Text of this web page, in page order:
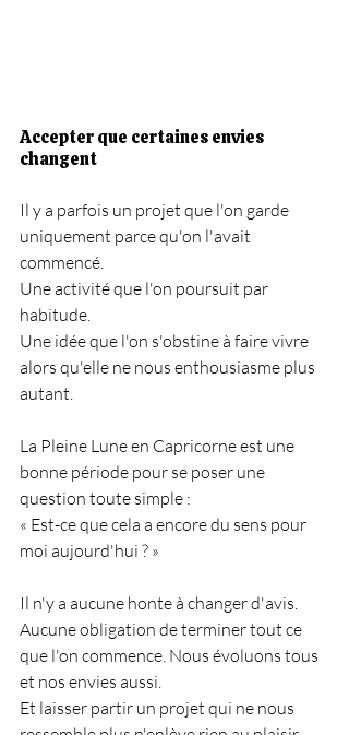
Accepter que certaines envies
changent
Il y a parfois un projet que l'on garde
uniquement parce qu'on l'avait
commencé.
Une activité que l'on poursuit par
habitude.
Une idée que l'on s'obstine à faire vivre
alors qu'elle ne nous enthousiasme plus
autant.
La Pleine Lune en Capricorne est une
bonne période pour se poser une
question toute simple :
« Est-ce que cela a encore du sens pour
moi aujourd'hui ? »
Il n'y a aucune honte à changer d'avis.
Aucune obligation de terminer tout ce
que l'on commence. Nous évoluons tous
et nos envies aussi.
Et laisser partir un projet qui ne nous